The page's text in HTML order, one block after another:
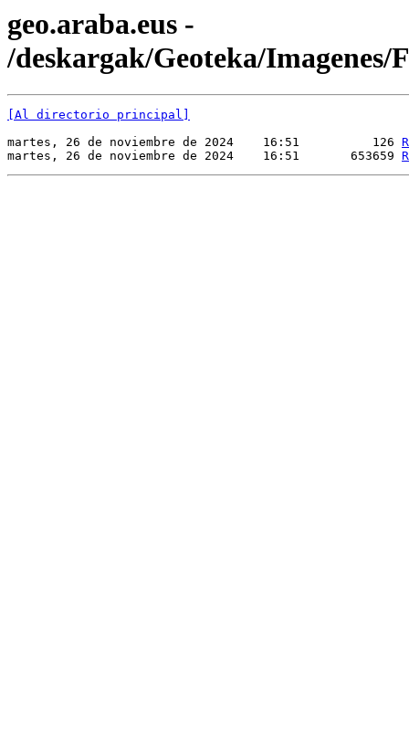
geo.araba.eus -
/deskargak/Geoteka/Imagenes/
[Al directorio principal]
martes, 26 de noviembre de 2024    16:51          126
martes, 26 de noviembre de 2024    16:51       653659